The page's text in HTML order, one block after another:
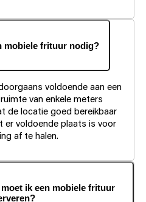
mobiele frituur nodig?
voldoende aan een
van enkele meters
de locatie goed bereikbaar
er voldoende plaats is voor
af te halen.
ik een mobiele frituur